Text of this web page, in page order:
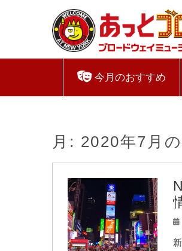
今月のおすすめ
月: 2020年7月